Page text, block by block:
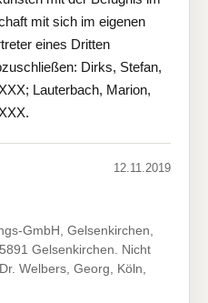
mit sich im eigenen
eines Dritten
Dirks, Stefan,
Lauterbach, Marion,
12.11.2019
GmbH, Gelsenkirchen,
Gelsenkirchen. Nicht
Welbers, Georg, Köln,